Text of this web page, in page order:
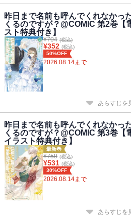
昨日まで名前も呼んでくれなかっ
くるのですが？@COMIC 第2巻【
スト特典付き】
¥704 (税込)
¥352 (税込)
50%OFF
2026.08.14まで
あらすじを
昨日まで名前も呼んでくれなかっ
くるのですが？@COMIC 第3巻【
イラスト特典付き】
最新巻
¥759 (税込)
¥531 (税込)
30%OFF
2026.08.14まで
あらすじを